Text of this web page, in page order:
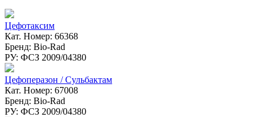
Цефотаксим
Кат. Номер: 66368
Бренд: Bio-Rad
РУ: ФСЗ 2009/04380
Цефоперазон / Сульбактам
Кат. Номер: 67008
Бренд: Bio-Rad
РУ: ФСЗ 2009/04380